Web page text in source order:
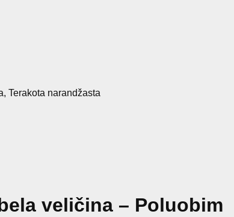
Terakota narandžasta
veličina – Poluobim